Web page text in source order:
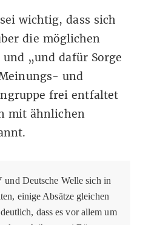
wichtig, dass sich
die möglichen
und „und dafür Sorge
und
frei entfaltet
mit ähnlichen
Deutsche Welle sich in
einige Absätze gleichen
dass es vor allem um